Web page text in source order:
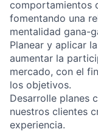
comportamientos
fomentando una
mentalidad gana-
Planear y aplicar
aumentar la
mercado, con el
los objetivos.
Desarrolle planes
nuestros clientes
experiencia.